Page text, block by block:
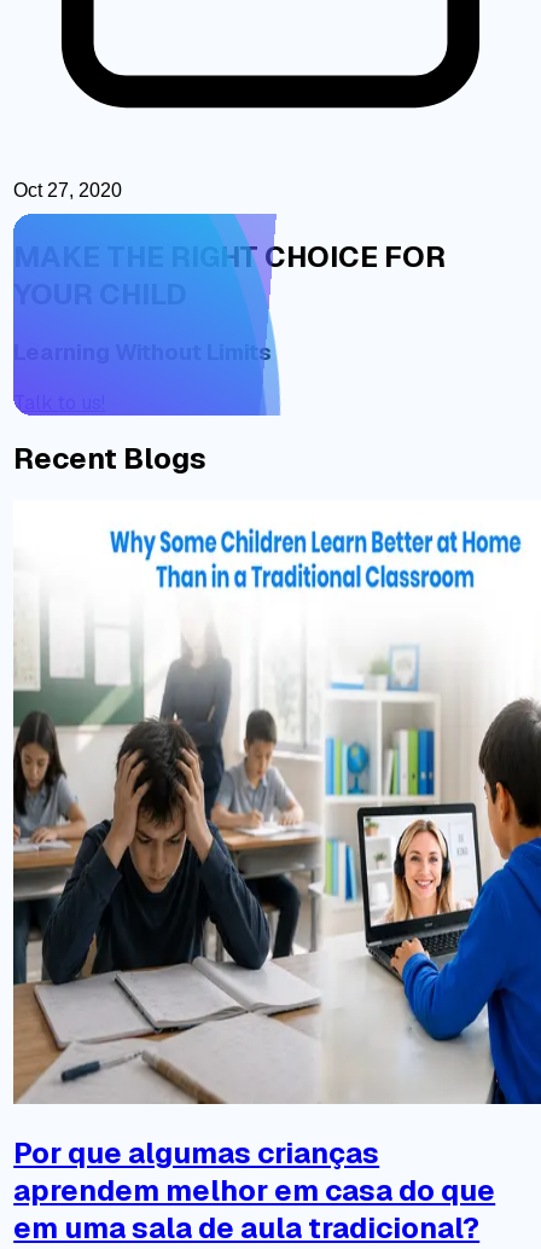
Oct 27, 2020
MAKE THE RIGHT CHOICE FOR
YOUR CHILD
Learning Without Limits
Talk to us!
Recent Blogs
Por que algumas crianças
aprendem melhor em casa do que
em uma sala de aula tradicional?